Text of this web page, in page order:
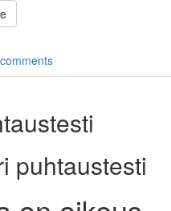
puhtaustesti